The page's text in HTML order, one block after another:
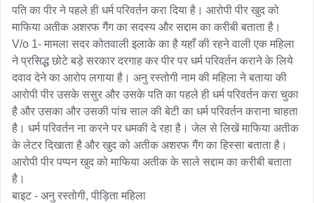
पति का पीर ने पहले ही धर्म परिवर्तन करा दिया है। आरोपी पीर खुद को
माफिया अतीक अशरफ गैंग का सदस्य और सद्दाम का करीबी बताता है।
V/o 1- मामला सदर कोतवाली इलाके का है यहाँ की रहने वाली एक महिला
ने प्रसिद्ध छोटे बड़े सरकार दरगाह कर पीर पर धर्म परिवर्तन कराने के लिये
दवाव देने का आरोप लगाया है। अनु रस्तोगी नाम की महिला ने बताया की
आरोपी पीर उसके ससुर और उसके पति का पहले ही धर्म परिवर्तन करा चुका
है और उसका और उसकी पांच साल की बेटी का धर्म परिवर्तन कराना चाहता
है। धर्म परिवर्तन ना करने पर धमकी दे रहा है। जेल से लिखें माफिया अतीक
के लेटर दिखाता है और खुद को अतीक अशरफ गैंग का हिस्सा बताता है।
आरोपी पीर पप्पन खुद को माफिया अतीक के साले सद्दाम का करीबी बताता
है।
बाइट - अनु रस्तोगी, पीड़िता महिला